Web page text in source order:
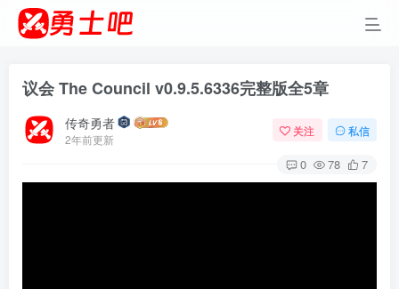
议会 The Council v0.9.5.6336完整版全5章
传奇勇者
2年前更新
关注 私信
0 78 7